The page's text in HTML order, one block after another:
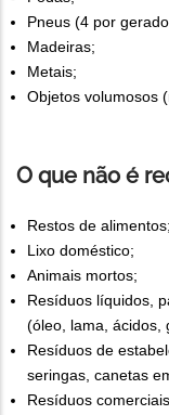
Pneus (4 por
Madeiras;
Metais;
Objetos volumosos
O que não é
Restos de alimentos;
Lixo doméstico;
Animais mortos;
Resíduos líquidos,
(óleo, lama, ácidos,
Resíduos de
seringas, canetas
Resíduos